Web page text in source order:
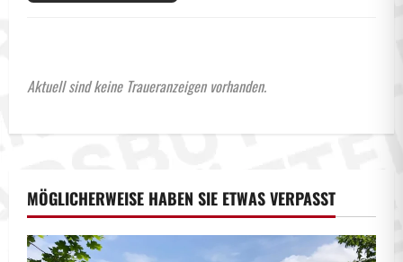
Aktuell sind keine Traueranzeigen vorhanden.
MÖGLICHERWEISE HABEN SIE ETWAS VERPASST